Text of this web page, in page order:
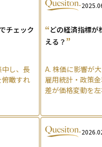
チェック
し、長
瞰すれ
“どの経済指標が
える？ ”
A. 株価に影響が
雇用統計・政策
差が価格変動を左